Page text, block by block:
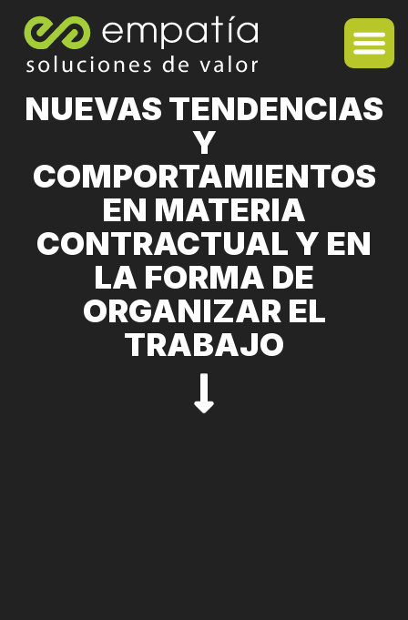
NUEVAS TENDENCIAS
Y
COMPORTAMIENTOS
EN MATERIA
CONTRACTUAL Y EN
LA FORMA DE
ORGANIZAR EL
TRABAJO